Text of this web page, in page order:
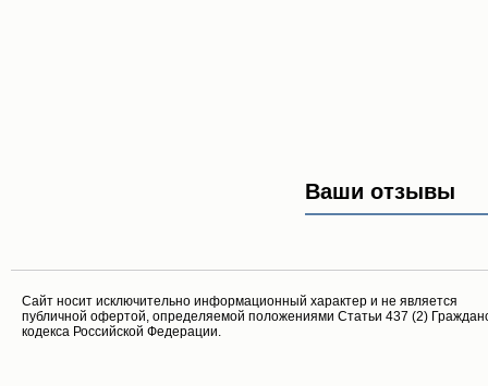
Ваши отзывы
Cайт носит исключительно информационный характер и не является
публичной офертой, определяемой положениями Статьи 437 (2)
кодекса Российской Федерации.